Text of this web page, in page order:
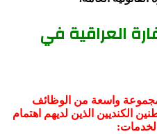
العراقية في
مجموعة واسعة من الوظائف
الكنديين الذين لديهم اهتمام